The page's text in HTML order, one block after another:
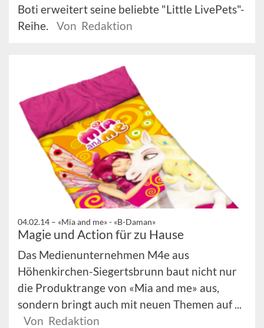
Boti erweitert seine beliebte "Little LivePets"-
Reihe.
Von Redaktion
04.02.14 – «Mia and me» - «B-Daman»
Magie und Action für zu Hause
Das Medienunternehmen M4e aus
Höhenkirchen-Siegertsbrunn baut nicht nur
die Produktrange von «Mia and me» aus,
sondern bringt auch mit neuen Themen auf ...
Von Redaktion